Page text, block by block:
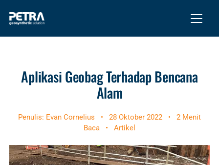
Aplikasi Geobag Terhadap Bencana
Alam
Penulis: Evan Cornelius • 28 Oktober 2022 •
2 Menit
Baca
• Artikel